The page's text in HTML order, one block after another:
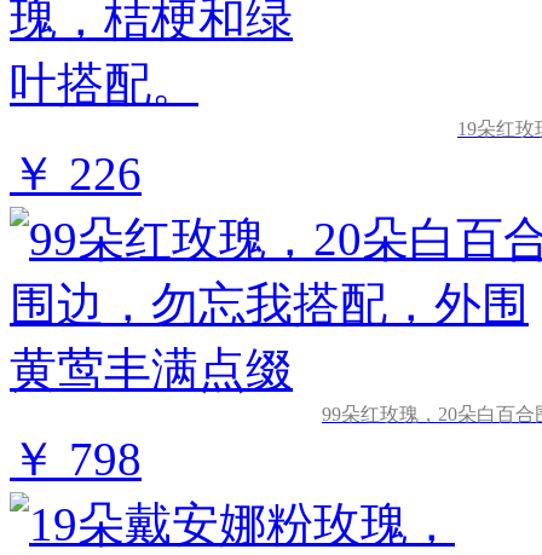
19朵红
￥ 226
99朵红玫瑰，20朵白百
￥ 798